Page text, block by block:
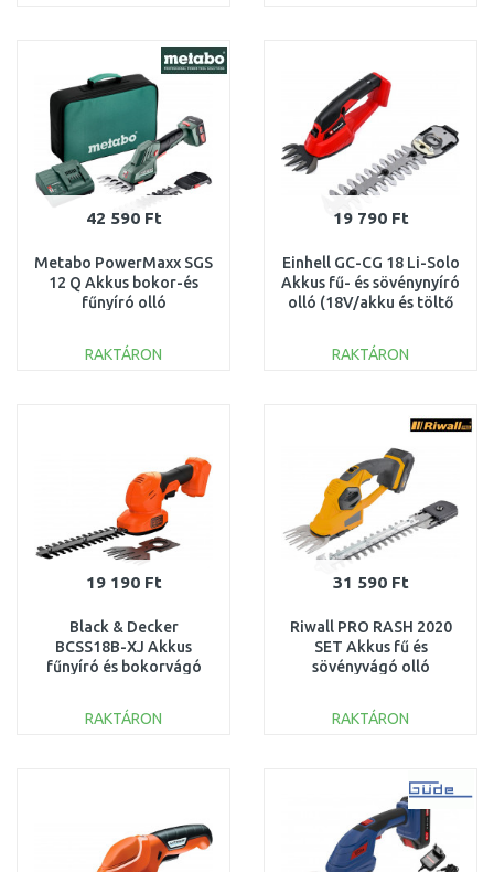
Összehasonlítás
42 590 Ft
Metabo PowerMaxx SGS
12 Q Akkus bokor-és
fűnyíró olló
601608500
RAKTÁRON
19 790 Ft
Einhell GC-CG 18 Li-Solo
Akkus fű- és sövénynyíró
olló (18V/akku és töltő
RAKTÁRON
Összehasonlítás
19 190 Ft
Black & Decker
BCSS18B-XJ Akkus
fűnyíró és bokorvágó
töltő nélkül)
RAKTÁRON
31 590 Ft
Riwall PRO RASH 2020
SET Akkus fű és
sövényvágó olló
RAKTÁRON
Összehasonlítás